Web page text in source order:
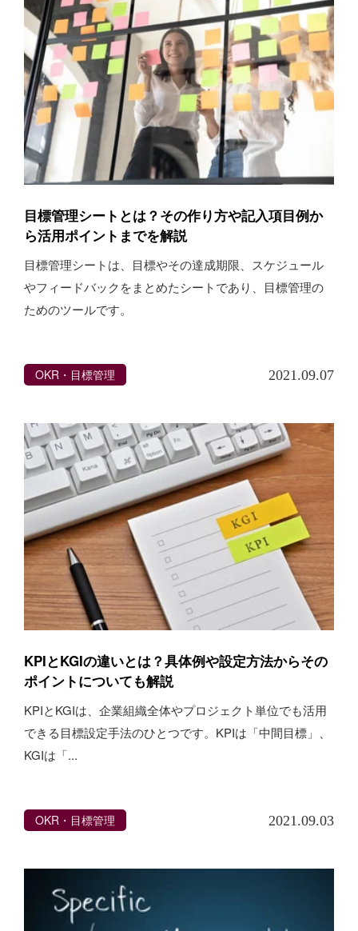
目標管理シートとは？その作り方や記入項目例か
ら活用ポイントまでを解説
目標管理シートは、目標やその達成期限、スケジュール
やフィードバックをまとめたシートであり、目標管理の
ためのツールです。
OKR・目標管理 2021.09.07
KPIとKGIの違いとは？具体例や設定方法からその
ポイントについても解説
KPIとKGIは、企業組織全体やプロジェクト単位でも活用
できる目標設定手法のひとつです。KPIは「中間目標」、
KGIは「...
OKR・目標管理 2021.09.03